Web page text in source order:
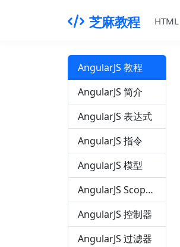
芝麻教程 HTML
AngularJS 教程
AngularJS 简介
AngularJS 表达式
AngularJS 指令
AngularJS 模型
AngularJS Scope(作用域)
AngularJS 控制器
AngularJS 过滤器